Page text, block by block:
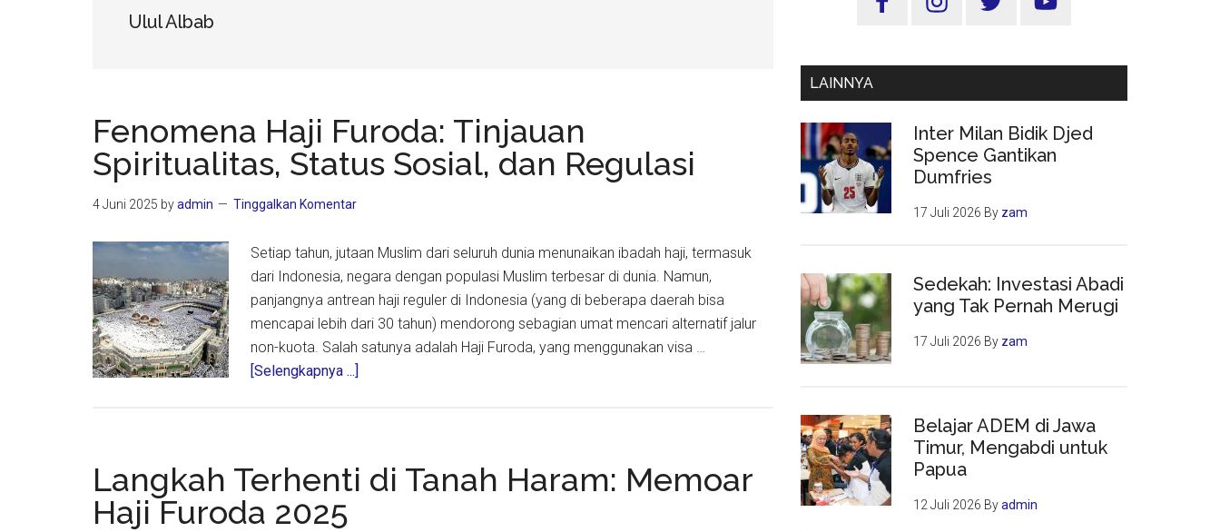
Ulul Albab
Fenomena Haji Furoda: Tinjauan
Spiritualitas, Status Sosial, dan Regulasi
4 Juni 2025 byadmin Tinggalkan Komentar
Setiap tahun, jutaan Muslim dari seluruh dunia menunaikan ibadah haji, termasuk
dari Indonesia, negara dengan populasi Muslim terbesar di dunia. Namun,
panjangnya antrean haji reguler di Indonesia (yang di beberapa daerah bisa
mencapai lebih dari 30 tahun) mendorong sebagian umat mencari alternatif jalur
non-kuota. Salah satunya adalah Haji Furoda, yang menggunakan visa …
[Selengkapnya ...]
Tinjauan
Spiritualitas,
Langkah Terhenti di Tanah Haram: Memoar
Haji Furoda 2025
Utama
LAINNYA
Inter Milan Bidik Djed
Spence Gantikan
Dumfries
17 Juli 2026 By zam
Sedekah: Investasi Abadi
yang Tak Pernah Merugi
17 Juli 2026 By zam
Belajar ADEM di Jawa
Timur, Mengabdi untuk
Papua
12 Juli 2026 Byadmin